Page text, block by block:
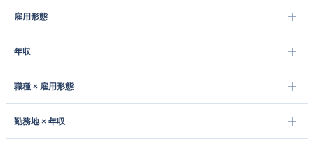
雇用形態
年収
職種 × 雇用形態
勤務地 × 年収